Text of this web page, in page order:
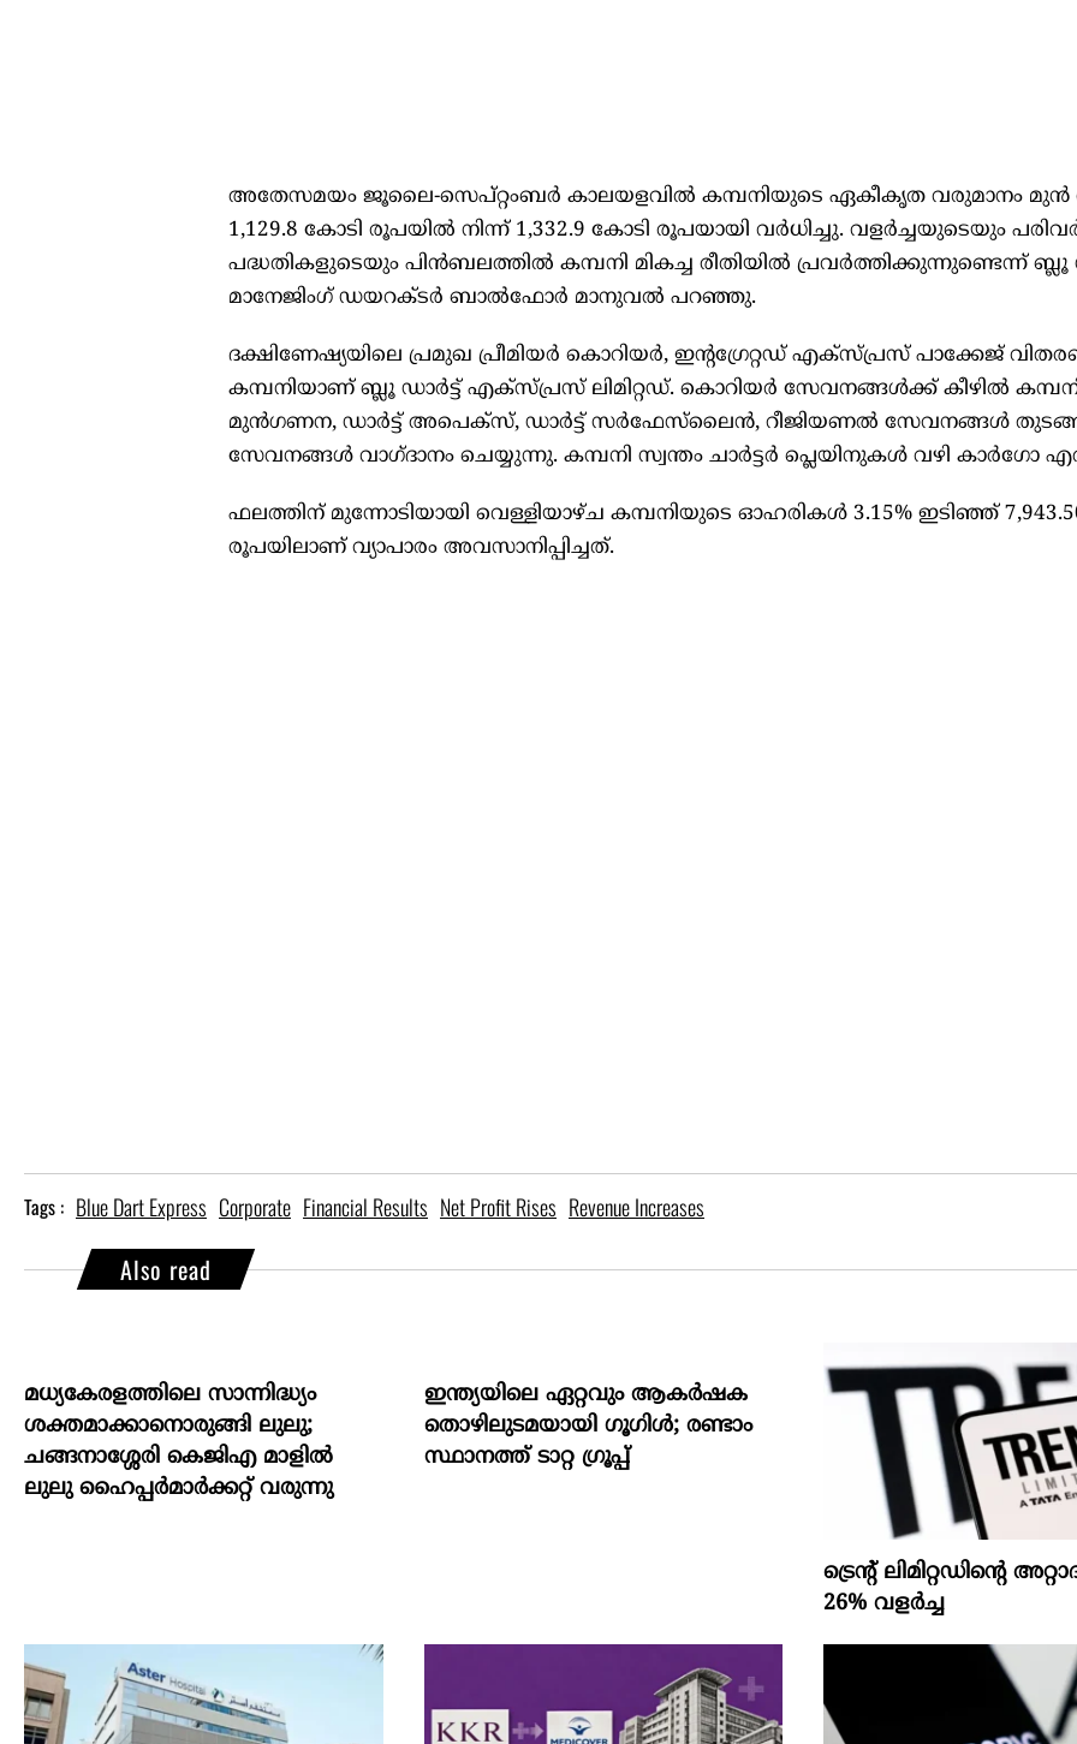
അതേസമയം ജൂലൈ-സെപ്റ്റംബർ കാലയളവിൽ കമ്പനിയുടെ ഏകീകൃത വരുമാനം
1,129.8 കോടി രൂപയിൽ നിന്ന് 1,332.9 കോടി രൂപയായി വർധിച്ചു. വളർച്ചയുടെയും
പദ്ധതികളുടെയും പിൻബലത്തിൽ കമ്പനി മികച്ച രീതിയിൽ പ്രവർത്തിക്കുന്നുണ്ടെന്ന് ബ്ലൂ
മാനേജിംഗ് ഡയറക്ടർ ബാൽഫോർ മാനുവൽ പറഞ്ഞു.
ദക്ഷിണേഷ്യയിലെ പ്രമുഖ പ്രീമിയർ കൊറിയർ, ഇന്റഗ്രേറ്റഡ് എക്‌സ്‌പ്രസ് പാക്കേജ്
കമ്പനിയാണ് ബ്ലൂ ഡാർട്ട് എക്‌സ്‌പ്രസ് ലിമിറ്റഡ്. കൊറിയർ സേവനങ്ങൾക്ക് കീഴിൽ
മുൻഗണന, ഡാർട്ട് അപെക്‌സ്, ഡാർട്ട് സർഫേസ്‌ലൈൻ, റീജിയണൽ സേവനങ്ങൾ
സേവനങ്ങൾ വാഗ്ദാനം ചെയ്യുന്നു. കമ്പനി സ്വന്തം ചാർട്ടർ പ്ലെയിനുകൾ വഴി കാർഗോ
ഫലത്തിന് മുന്നോടിയായി വെള്ളിയാഴ്ച കമ്പനിയുടെ ഓഹരികൾ 3.15% ഇടിഞ്ഞ്
രൂപയിലാണ് വ്യാപാരം അവസാനിപ്പിച്ചത്.
Tags : Blue Dart Express Corporate Financial Results Net Profit Rises Revenue Increases
Also read
മധ്യകേരളത്തിലെ സാന്നിദ്ധ്യം
ശക്തമാക്കാനൊരുങ്ങി ലുലു;
ചങ്ങനാശ്ശേരി കെജിഎ മാളിൽ
ലുലു ഹൈപ്പർമാർക്കറ്റ് വരുന്നു
ഇന്ത്യയിലെ ഏറ്റവും ആകര്‍ഷക
തൊഴിലുടമയായി ഗൂഗിള്‍; രണ്ടാം
സ്ഥാനത്ത് ടാറ്റ ഗ്രൂപ്പ്
ട്രെന്റ് ലിമിറ്റഡിന്റെ
26% വളര്‍ച്ച